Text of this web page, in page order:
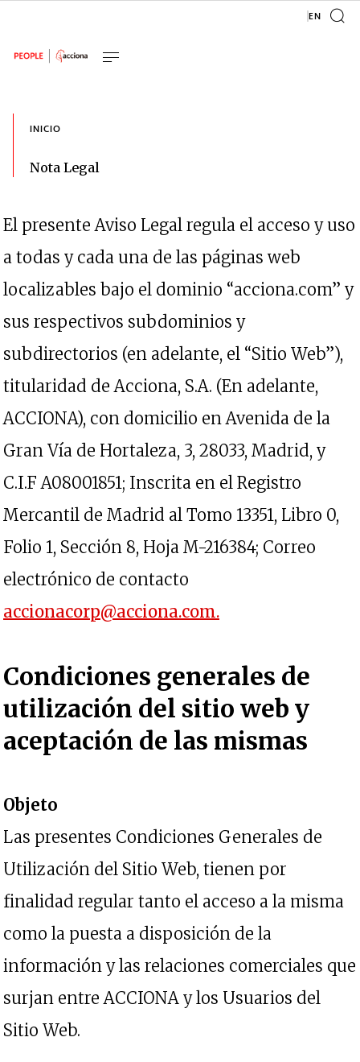
El presente Aviso Legal regula el acceso y uso
a todas y cada una de las páginas web
localizables bajo el dominio “acciona.com” y
sus respectivos subdominios y
subdirectorios (en adelante, el “Sitio Web”),
titularidad de Acciona, S.A. (En adelante,
ACCIONA), con domicilio en Avenida de la
Gran Vía de Hortaleza, 3, 28033, Madrid, y
C.I.F A08001851; Inscrita en el Registro
Mercantil de Madrid al Tomo 13351, Libro 0,
Folio 1, Sección 8, Hoja M-216384; Correo
electrónico de contacto
accionacorp@acciona.com.
Condiciones generales de
utilización del sitio web y
aceptación de las mismas
Objeto
Las presentes Condiciones Generales de
Utilización del Sitio Web, tienen por
finalidad regular tanto el acceso a la misma
como la puesta a disposición de la
información y las relaciones comerciales que
surjan entre ACCIONA y los Usuarios del
Sitio Web.